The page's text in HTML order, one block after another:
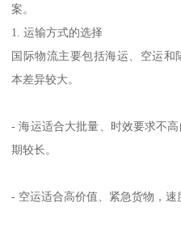
案。
1. 运输方式的选择
国际物流主要包括海运、空运
本差异较大。
- 海运适合大批量、时效要求不
期较长。
- 空运适合高价值、紧急货物，速